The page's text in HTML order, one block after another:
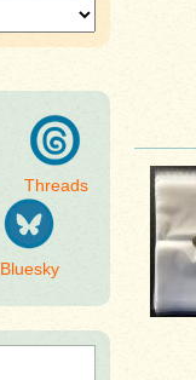
Threads
Bluesky